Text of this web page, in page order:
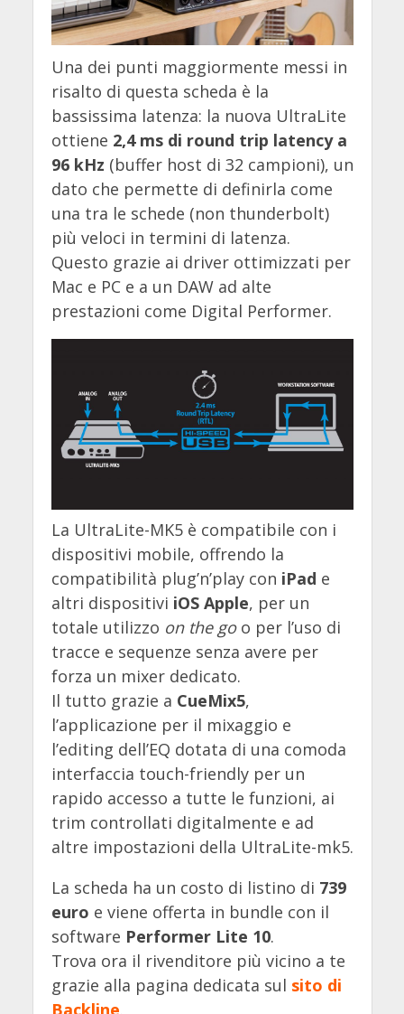
Una dei punti maggiormente messi in
risalto di questa scheda è la
bassissima latenza: la nuova UltraLite
ottiene 2,4 ms di round trip latency a
96 kHz (buffer host di 32 campioni), un
dato che permette di definirla come
una tra le schede (non thunderbolt)
più veloci in termini di latenza.
Questo grazie ai driver ottimizzati per
Mac e PC e a un DAW ad alte
prestazioni come Digital Performer.
La UltraLite-MK5 è compatibile con i
dispositivi mobile, offrendo la
compatibilità plug’n’play con iPad e
altri dispositivi iOS Apple, per un
totale utilizzo on the go o per l’uso di
tracce e sequenze senza avere per
forza un mixer dedicato.
Il tutto grazie a CueMix5,
l’applicazione per il mixaggio e
l’editing dell’EQ dotata di una comoda
interfaccia touch-friendly per un
rapido accesso a tutte le funzioni, ai
trim controllati digitalmente e ad
altre impostazioni della UltraLite-mk5.
La scheda ha un costo di listino di 739
euro e viene offerta in bundle con il
software Performer Lite 10.
Trova ora il rivenditore più vicino a te
grazie alla pagina dedicata sul sito di